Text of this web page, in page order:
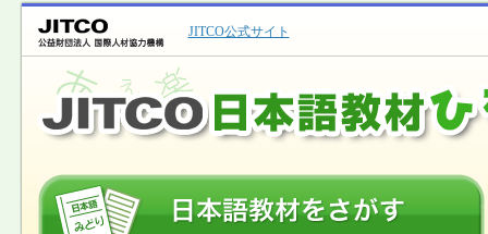
JITCO公式サイト